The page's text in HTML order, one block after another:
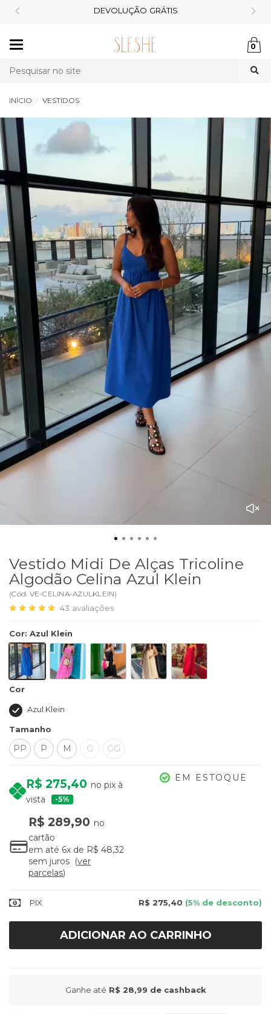
FRETE GRÁTIS 299*
0
INÍCIO VESTIDOS
Vestido Midi De Alças Tricoline
Algodão Celina Azul Klein
(Cód. VE-CELINA-AZULKLEIN)
43 avaliações
Cor: Azul Klein
Cor
Azul Klein
Tamanho
PP P M G GG
R$ 275,40 no pix à
vista
5%
R$ 289,90 no
cartão
em até 6x de R$ 48,32
sem juros
ver
parcelas
EM ESTOQUE
PIX R$ 275,40 (5% de desconto)
ADICIONAR AO CARRINHO
Ganhe até R$ 28,99 de cashback